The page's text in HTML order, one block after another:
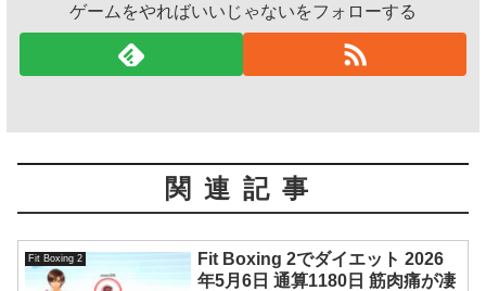
ゲームをやればいいじゃないをフォローする
関連記事
Fit Boxing 2
Fit Boxing 2でダイエット 2026
年5月6日 通算1180日 筋肉痛が凄